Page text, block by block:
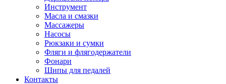
Инструмент
Масла и смазки
Массажеры
Насосы
Рюкзаки и сумки
Фляги и флягодержатели
Фонари
Шипы для педалей
Контакты